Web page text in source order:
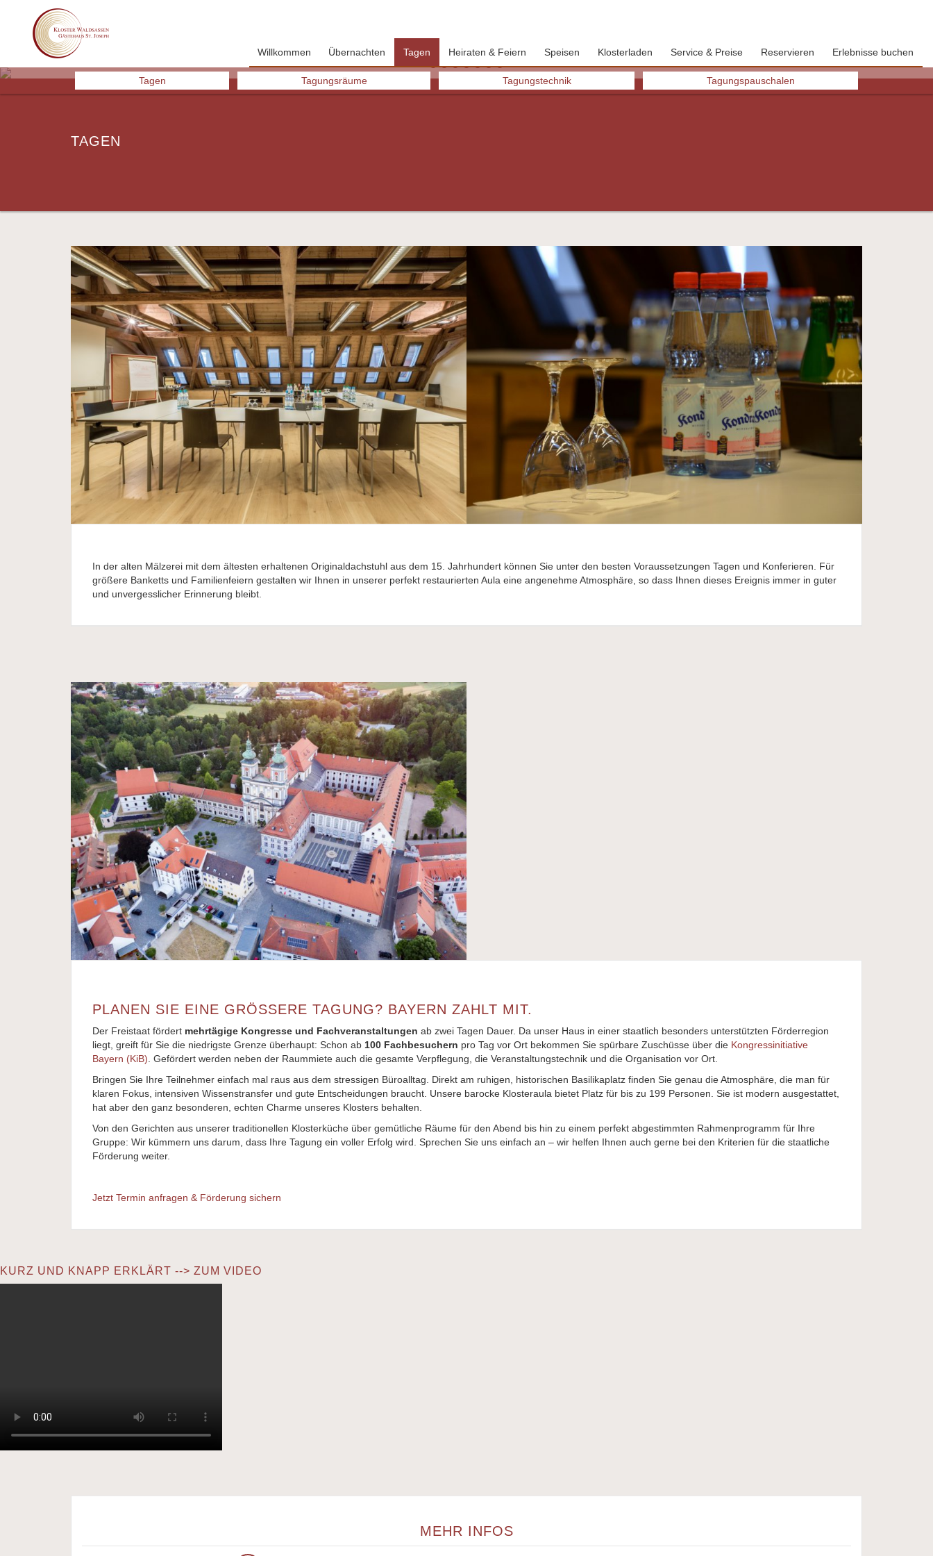
Willkommen Übernachten Tagen Heiraten & Feiern Speisen Klosterladen Service & Preise Reservieren Erlebnisse buchen
Tagen Tagungsräume Tagungstechnik Tagungspauschalen
Previous Next
TAGEN
In der alten Mälzerei mit dem ältesten erhaltenen Originaldachstuhl aus dem 15. Jahrhundert können Sie unter den besten Voraussetzungen Tagen und Konferieren. Für
größere Banketts und Familienfeiern gestalten wir Ihnen in unserer perfekt restaurierten Aula eine angenehme Atmosphäre, so dass Ihnen dieses Ereignis immer in guter
und unvergesslicher Erinnerung bleibt.
PLANEN SIE EINE GRÖSSERE TAGUNG? BAYERN ZAHLT MIT.
Der Freistaat fördert mehrtägige Kongresse und Fachveranstaltungen ab zwei Tagen Dauer. Da unser Haus in einer staatlich besonders unterstützten Förderregion
liegt, greift für Sie die niedrigste Grenze überhaupt: Schon ab 100 Fachbesuchern pro Tag vor Ort bekommen Sie spürbare Zuschüsse über die Kongressinitiative
Bayern (KiB) . Gefördert werden neben der Raummiete auch die gesamte Verpflegung, die Veranstaltungstechnik und die Organisation vor Ort
Bringen Sie Ihre Teilnehmer einfach mal raus aus dem stressigen Büroalltag. Direkt am ruhigen, historischen Basilikaplatz finden Sie genau die Atmosphäre, die man für
klaren Fokus, intensiven Wissenstransfer und gute Entscheidungen braucht. Unsere barocke Klosteraula bietet Platz für bis zu 199 Personen. Sie ist modern ausgestattet,
hat aber den ganz besonderen, echten Charme unseres Klosters behalten.
Von den Gerichten aus unserer traditionellen Klosterküche über gemütliche Räume für den Abend bis hin zu einem perfekt abgestimmten Rahmenprogramm für Ihre
Gruppe: Wir kümmern uns darum, dass Ihre Tagung ein voller Erfolg wird. Sprechen Sie uns einfach an – wir helfen Ihnen auch gerne bei den Kriterien für die staatliche
Förderung weiter.
Jetzt Termin anfragen & Förderung sichern
KURZ UND KNAPP ERKLÄRT --> ZUM VIDEO
MEHR INFOS